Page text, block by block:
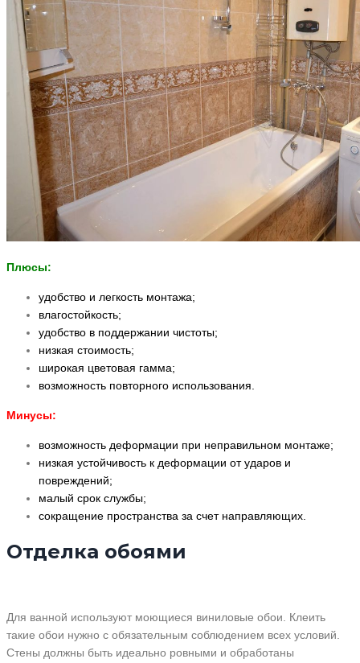
Плюсы:
удобство и легкость монтажа;
влагостойкость;
удобство в поддержании чистоты;
низкая стоимость;
широкая цветовая гамма;
возможность повторного использования.
Минусы:
возможность деформации при неправильном монтаже;
низкая устойчивость к деформации от ударов и
повреждений;
малый срок службы;
сокращение пространства за счет направляющих.
Отделка обоями
Для ванной используют моющиеся виниловые обои. Клеить
такие обои нужно с обязательным соблюдением всех условий.
Стены должны быть идеально ровными и обработаны